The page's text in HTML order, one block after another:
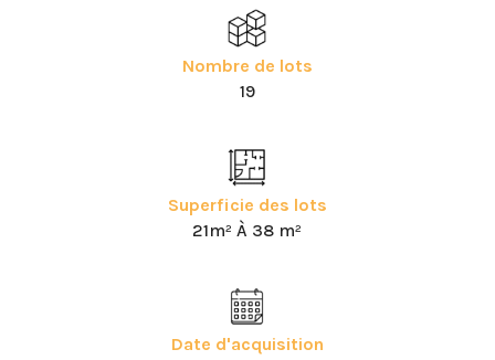
Nombre de lots
19
Superficie des lots
21m² À 38 m²
Date d'acquisition